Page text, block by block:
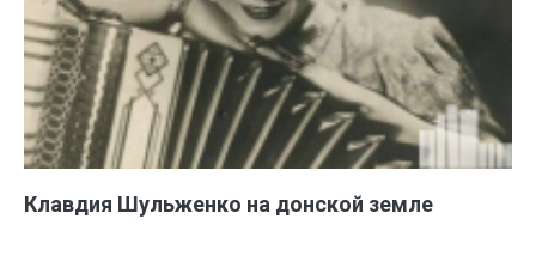
Клавдия Шульженко на донской земле